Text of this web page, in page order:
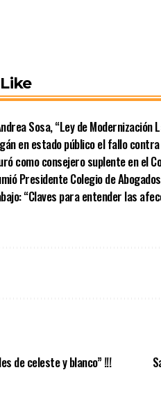
Sosa, “Ley de Modernización
en estado público el fallo
como consejero suplente en el
Presidente Colegio de
“Claves para entender las
de celeste y blanco” !!!